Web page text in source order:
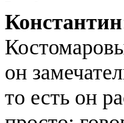
Константин
он
то есть он